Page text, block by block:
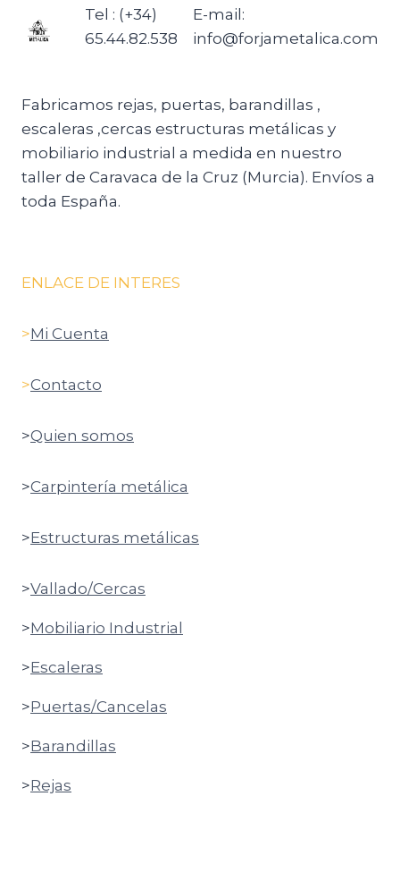
Tel : (+34)
65.44.82.538
E-mail:
info@forjametalica.com
Fabricamos rejas, puertas, barandillas ,
escaleras ,cercas estructuras metálicas y
mobiliario industrial a medida en nuestro
taller de Caravaca de la Cruz (Murcia). Envíos a
toda España.
ENLACE DE INTERES
>Mi Cuenta
>Contacto
>Quien somos
>Carpintería metálica
>Estructuras metálicas
>Vallado/Cercas
>Mobiliario Industrial
>Escaleras
>Puertas/Cancelas
>Barandillas
>Rejas